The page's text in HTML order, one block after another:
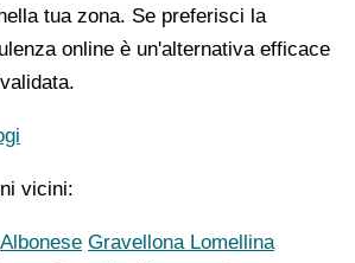
tua zona. Se preferisci la
online è un'alternativa efficace
vicini:
Albonese Gravellona Lomellina